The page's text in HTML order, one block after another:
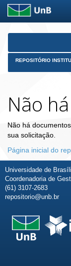
Skip
REPOSITÓRIO
Não
Não há
sua solicitação.
Página inicial do
Universidade de
Coordenadoria de
(61) 3107-2683
repositorio@unb.br